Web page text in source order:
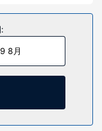
便您与朋友保持联
供大花洒淋浴喷头
桌；而且每天提供
季节性开放的室外游
8月